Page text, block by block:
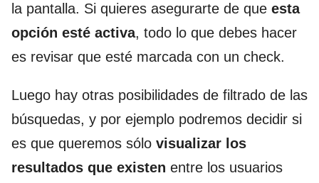
la pantalla. Si quieres asegurarte de que esta
opción esté activa, todo lo que debes hacer
es revisar que esté marcada con un check.
Luego hay otras posibilidades de filtrado de las
búsquedas, y por ejemplo podremos decidir si
es que queremos sólo visualizar los
resultados que existen entre los usuarios